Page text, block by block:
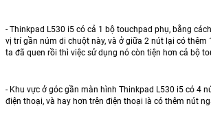
- Thinkpad L530 i5 có cả 1 bộ touchpad phụ, bằng
vị trí gần núm di chuột này, và ở giữa 2 nút lại có
ta đã quen rồi thì việc sử dụng nó còn tiện hơn cả bộ
- Khu vực ở góc gần màn hình Thinkpad L530 i5 có 4
điện thoại, và hay hơn trên điện thoại là có thêm nút